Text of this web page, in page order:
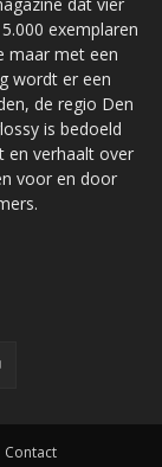
exemplaren
maar met een
wordt er een
de regio Den
is bedoeld
en verhaalt over
voor en door
Contact